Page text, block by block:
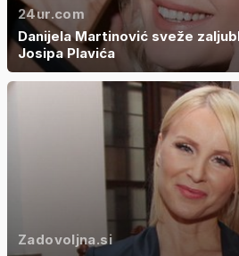
24ur.com
Danijela Martinović sveže
Josipa Plavića
Zadovoljna.si